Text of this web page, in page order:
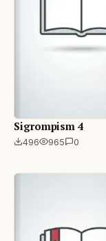
Sigrompism 4
496 965 0